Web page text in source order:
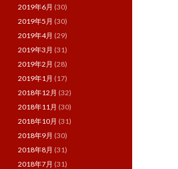
2019年6月 (30)
2019年5月 (30)
2019年4月 (29)
2019年3月 (31)
2019年2月 (28)
2019年1月 (17)
2018年12月 (32)
2018年11月 (30)
2018年10月 (31)
2018年9月 (30)
2018年8月 (31)
2018年7月 (31)